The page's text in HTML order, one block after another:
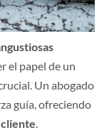
el papel de un
Un abogado
guía, ofreciendo
.